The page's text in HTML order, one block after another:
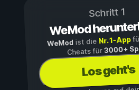
Schritt 1
WeMod
WeMod ist die Nr. 1-App
Cheats für3000+
Los geht's